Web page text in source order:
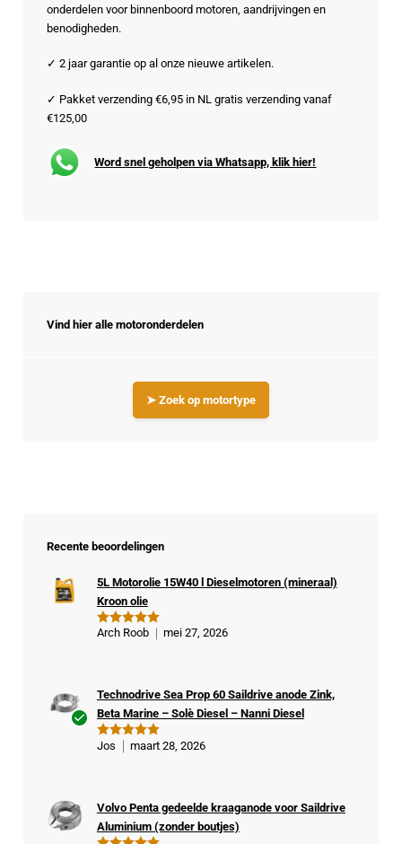
onderdelen voor binnenboord motoren, aandrijvingen en
benodigheden.
✓ 2 jaar garantie op al onze nieuwe artikelen.
✓ Pakket verzending €6,95 in NL gratis verzending vanaf
€125,00
Word snel geholpen via Whatsapp, klik hier!
Vind hier alle motoronderdelen
➤ Zoek op motortype
Recente beoordelingen
Gewaardeer
5L Motorolie 15W40 l Dieselmotoren (mineraal)
Kroon olie
Arch Roob mei 27, 2026
kop
er
Gewaardeer
Technodrive Sea Prop 60 Saildrive anode Zink,
Beta Marine – Solè Diesel – Nanni Diesel
Jos maart 28, 2026
Volvo Penta gedeelde kraaganode voor Saildrive
Aluminium (zonder boutjes)